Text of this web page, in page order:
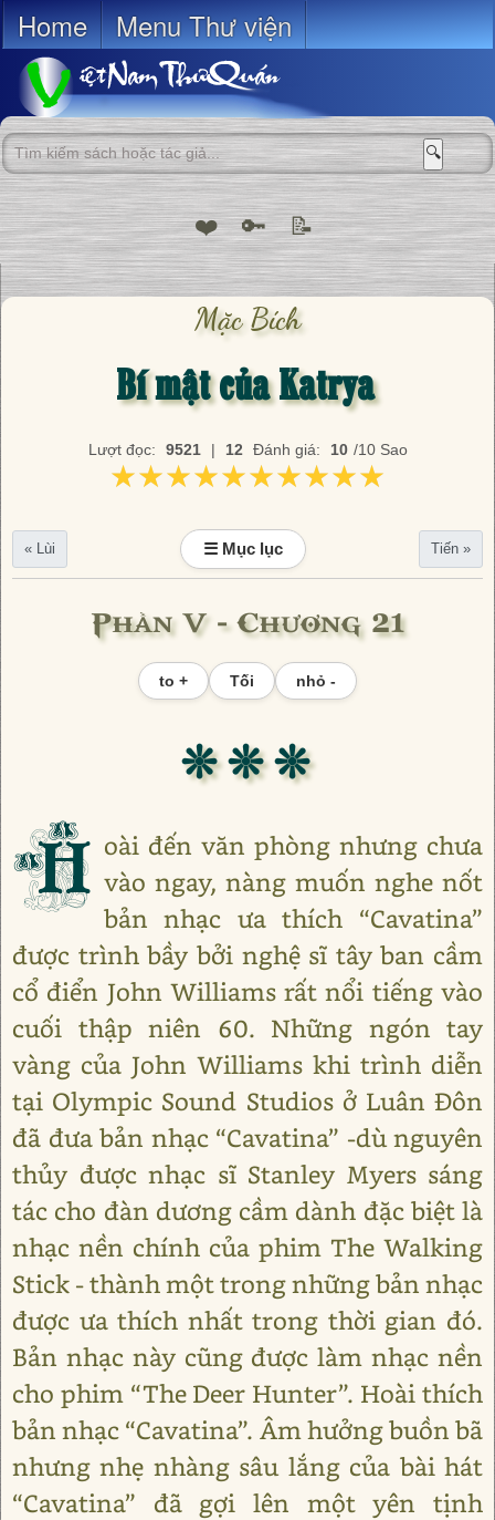
Home Menu Thư viện
🔍
❤️ 🔑 📝
Mặc Bích
Bí mật của Katrya
Lượt đọc: 9521 | 12 Đánh giá: 10 /10 Sao
★★★★★★★★★★
★★★★★★★★★★
« Lùi ☰ Mục lục Tiến »
Phần V - Chương 21
to + Tối nhỏ -
❊ ❊ ❊
H oài đến văn phòng nhưng chưa
vào ngay, nàng muốn nghe nốt
bản nhạc ưa thích “Cavatina”
được trình bầy bởi nghệ sĩ tây ban cầm
cổ điển John Williams rất nổi tiếng vào
cuối thập niên 60. Những ngón tay
vàng của John Williams khi trình diễn
tại Olympic Sound Studios ở Luân Đôn
đã đưa bản nhạc “Cavatina” -dù nguyên
thủy được nhạc sĩ Stanley Myers sáng
tác cho đàn dương cầm dành đặc biệt là
nhạc nền chính của phim The Walking
Stick - thành một trong những bản nhạc
được ưa thích nhất trong thời gian đó.
Bản nhạc này cũng được làm nhạc nền
cho phim “The Deer Hunter”. Hoài thích
bản nhạc “Cavatina”. Âm hưởng buồn bã
nhưng nhẹ nhàng sâu lắng của bài hát
“Cavatina” đã gợi lên một yên tịnh